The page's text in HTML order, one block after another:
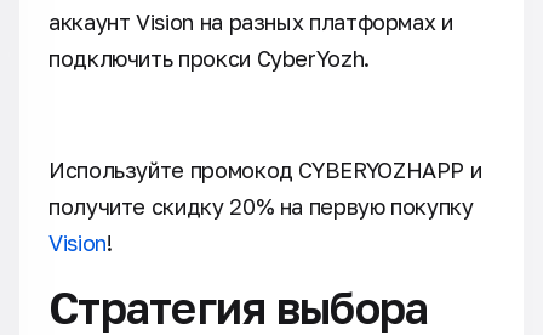
аккаунт Vision на разных платформах и
подключить прокси CyberYozh.
Используйте промокод CYBERYOZHAPP и
получите скидку 20% на первую покупку
Vision!
Стратегия выбора